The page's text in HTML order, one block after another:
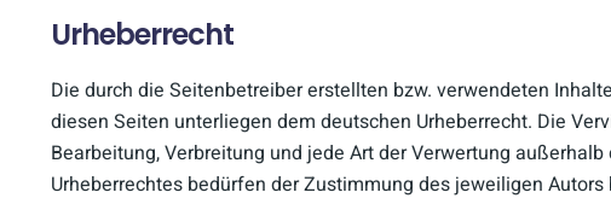
Urheberrecht
Die durch die Seitenbetreiber erstellten bzw. verwendeten
diesen Seiten unterliegen dem deutschen Urheberrecht. Die
Bearbeitung, Verbreitung und jede Art der Verwertung außerhalb
Urheberrechtes bedürfen der Zustimmung des jeweiligen Autors